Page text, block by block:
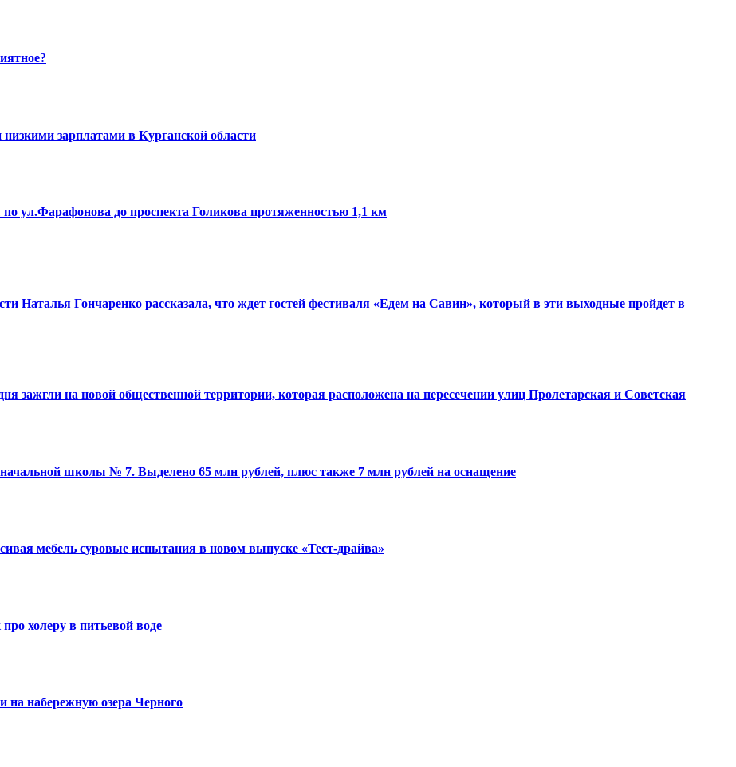
зарплатами в Курганской области
ул.Фарафонова до проспекта Голикова протяженностью 1,1 км
Наталья Гончаренко рассказала, что ждет гостей фестиваля «Едем на Савин», который в эти выходные пройдет в
зажгли на новой общественной территории, которая расположена на пересечении улиц Пролетарская и Советская
школы № 7. Выделено 65 млн рублей, плюс также 7 млн рублей на оснащение
мебель суровые испытания в новом выпуске «Тест-драйва»
холеру в питьевой воде
набережную озера Черного